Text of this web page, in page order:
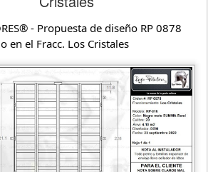
- Propuesta de diseño RP 0878
en el Fracc. Los Cristales